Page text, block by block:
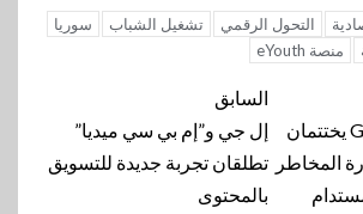
التحول الرقمي تشغيل الشباب
سوريا
منصة eYouth
السابق
إل جي و”إم بي سي ميديا”
تطلقان تجربة جديدة للتسويق
بالمحتوى
البنك الزراعي وGIZ يختتمان
المخاطر